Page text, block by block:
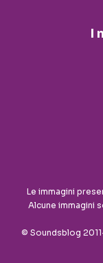
I
Le immagini
Alcune immagini
© Soundsblog